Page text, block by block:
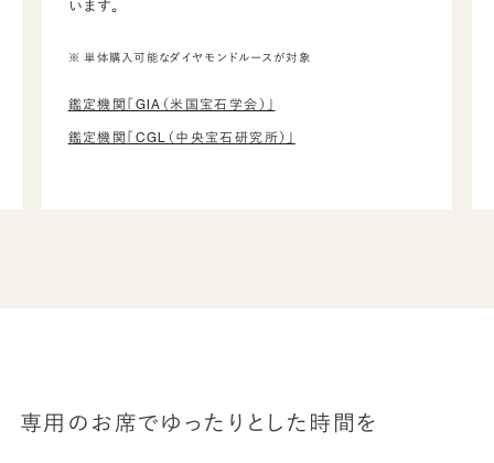
います。
※ 単体購入可能なダイヤモンドルースが対象
鑑定機関「GIA（米国宝石学会）」
鑑定機関「CGL（中央宝石研究所）」
専用のお席でゆったりとした時間を